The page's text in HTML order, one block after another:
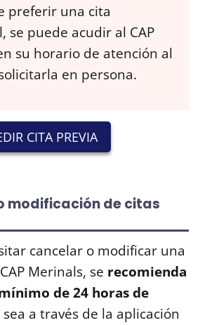
preferir una cita
se puede acudir al CAP
su horario de atención al
en persona.
CITA PREVIA
modificación de citas
cancelar o modificar una
Merinals, se recomienda
de 24 horas de
sea a través de la aplicación